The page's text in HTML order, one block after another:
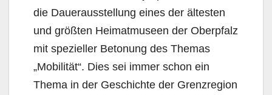
die Dauerausstellung eines der ältesten
und größten Heimatmuseen der Oberpfalz
mit spezieller Betonung des Themas
„Mobilität“. Dies sei immer schon ein
Thema in der Geschichte der Grenzregion